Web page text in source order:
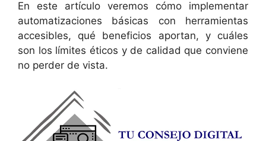
En este artículo veremos cómo implementar
automatizaciones básicas con herramientas
accesibles, qué beneficios aportan, y cuáles
son los límites éticos y de calidad que conviene
no perder de vista.